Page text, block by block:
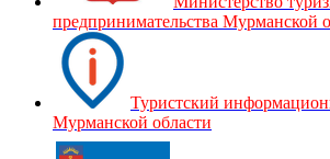
предпринимательства Мурманской
Туристский
Мурманской области